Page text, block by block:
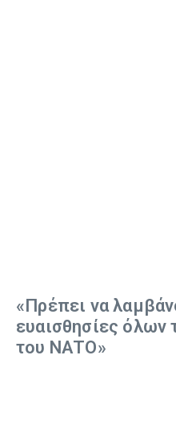
«Πρέπει να
ευαισθησίες
του ΝΑΤΟ»